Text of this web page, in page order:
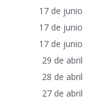
17 de junio
17 de junio
17 de junio
29 de abril
28 de abril
27 de abril